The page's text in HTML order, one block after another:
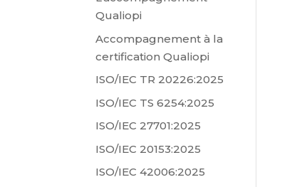
Qualiopi
Accompagnement à la
certification Qualiopi
ISO/IEC TR 20226:2025
ISO/IEC TS 6254:2025
ISO/IEC 27701:2025
ISO/IEC 20153:2025
ISO/IEC 42006:2025